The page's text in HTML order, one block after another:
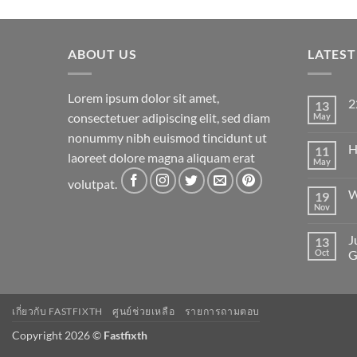
ABOUT US
Lorem ipsum dolor sit amet,
consectetuer adipiscing elit, sed diam
nonummy nibh euismod tincidunt ut
laoreet dolore magna aliquam erat
volutpat.
13
May
11
May
19
Nov
to
13
Oct
เกี่ยวกับ FASTFIXTH ศูนย์ช่วยเหลือ รายการถามตอบ
Copyright 2026 © Fastfixth